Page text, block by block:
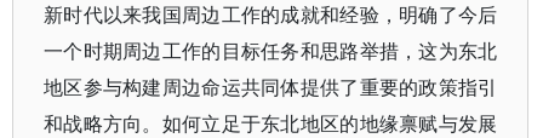
新时代以来我国周边工作的成就和经验，明确了今后
一个时期周边工作的目标任务和思路举措，这为东北
地区参与构建周边命运共同体提供了重要的政策指引
和战略方向。如何立足于东北地区的地缘禀赋与发展